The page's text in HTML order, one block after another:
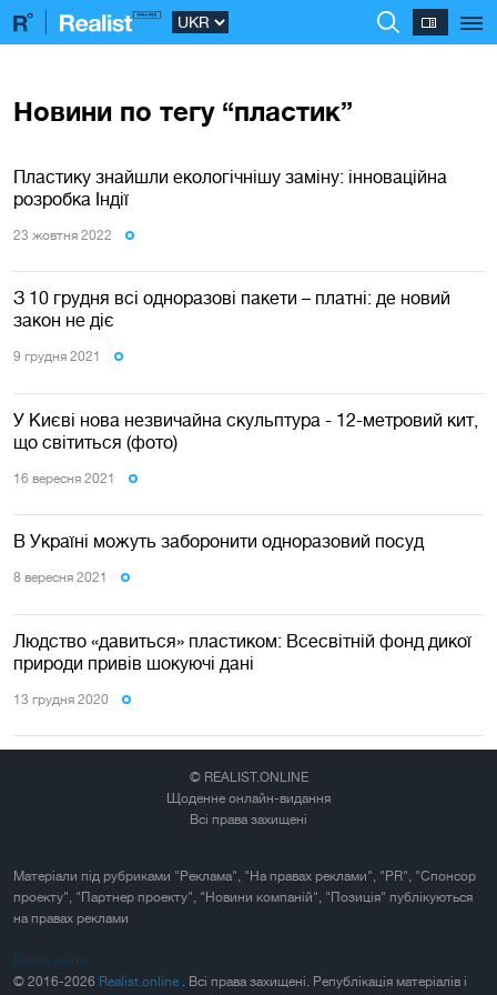
Новини по тегу “пластик”
Пластику знайшли екологічнішу заміну: інноваційна
розробка Індії
23 жовтня 2022
З 10 грудня всі одноразові пакети – платні: де новий
закон не діє
9 грудня 2021
У Києві нова незвичайна скульптура - 12-метровий кит,
що світиться (фото)
16 вересня 2021
В Україні можуть заборонити одноразовий посуд
8 вересня 2021
Людство «давиться» пластиком: Всесвітній фонд дикої
природи привів шокуючі дані
13 грудня 2020
© REALIST.ONLINE
Щоденне онлайн-видання
Всі права захищені
Матеріали під рубриками "Реклама", "На правах реклами", "PR", "Спонсор
проекту", "Партнер проекту", "Новини компаній", "Позиція" публікуються
на правах реклами
Карта сайта
© 2016-2026 Realist.online . Всі права захищені. Републікація матеріалів і